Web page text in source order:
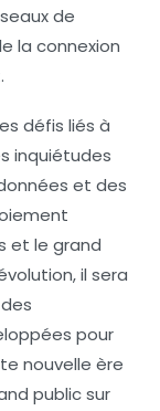
de
la connexion
défis liés à
inquiétudes
et des
et le grand
il sera
pour
nouvelle ère
public sur